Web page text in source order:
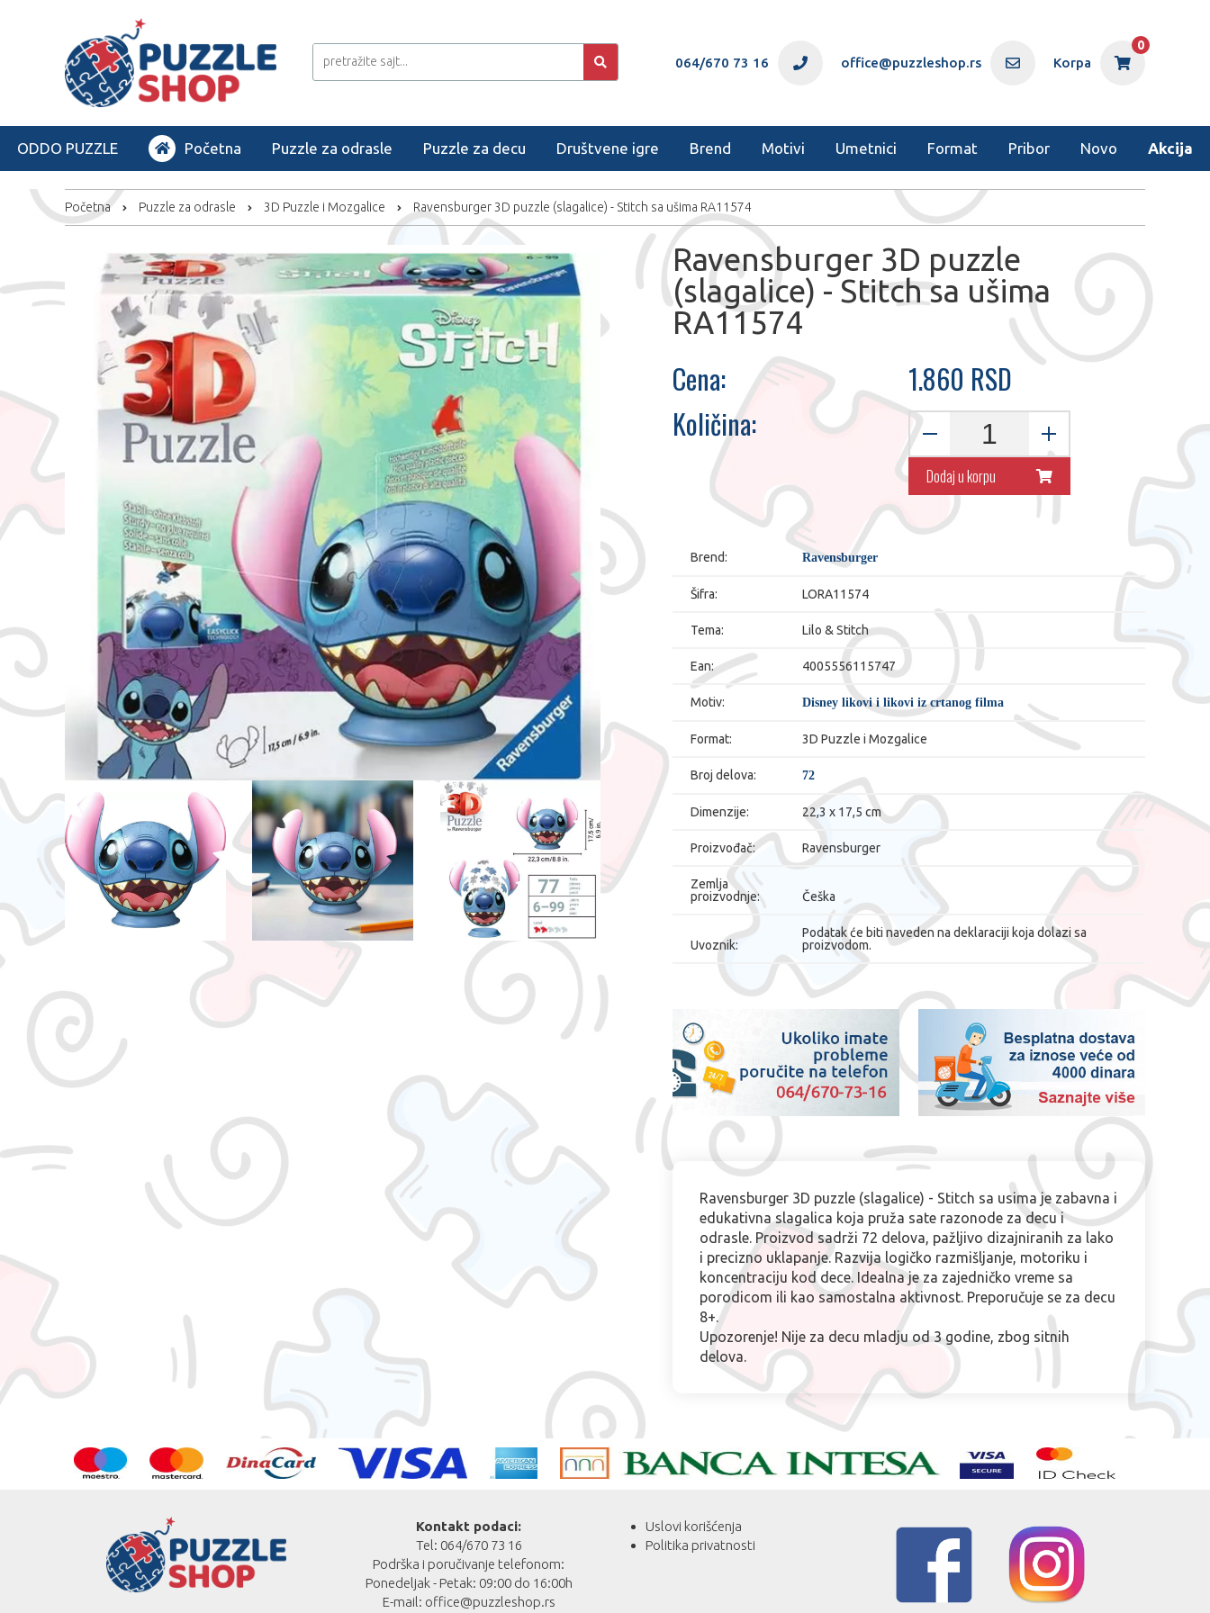
0
Korpa
office@puzzleshop.rs
064/670 73 16
ODDO PUZZLE Početna Puzzle za odrasle Puzzle za decu Društvene igre Brend Motivi Umetnici Format Pribor Novo Akcija
Početna Puzzle za odrasle 3D Puzzle i Mozgalice Ravensburger 3D puzzle (slagalice) - Stitch sa ušima RA11574
Ravensburger 3D puzzle
(slagalice) - Stitch sa ušima
RA11574
Cena:
1.860 RSD
Količina:
Dodaj u korpu
Brend: Ravensburger
Šifra: LORA11574
Tema: Lilo & Stitch
Ean: 4005556115747
Motiv: Disney likovi i likovi iz crtanog filma
Format: 3D Puzzle i Mozgalice
Broj delova: 72
Dimenzije: 22,3 x 17,5 cm
Proizvođač: Ravensburger
Zemlja
proizvodnje:
Češka
Uvoznik:
Podatak će biti naveden na deklaraciji koja dolazi sa
proizvodom.
Ravensburger 3D puzzle (slagalice) - Stitch sa usima je zabavna i
edukativna slagalica koja pruža sate razonode za decu i
odrasle. Proizvod sadrži 72 delova, pažljivo dizajniranih za lako
i precizno uklapanje. Razvija logičko razmišljanje, motoriku i
koncentraciju kod dece. Idealna je za zajedničko vreme sa
porodicom ili kao samostalna aktivnost. Preporučuje se za decu
8+.
Upozorenje! Nije za decu mladju od 3 godine, zbog sitnih
delova.
Kontakt podaci:
Tel: 064/670 73 16
Podrška i poručivanje telefonom:
Ponedeljak - Petak: 09:00 do 16:00h
E-mail: office@puzzleshop.rs
Uslovi korišćenja
Politika privatnosti